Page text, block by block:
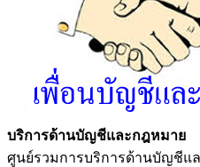
บริการด้านบัญชีและกฎหมาย
ศูนย์รวมการบริการด้านบัญชีแ